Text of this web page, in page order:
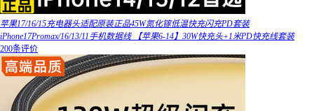
苹果17/16/15充电器头适配原装正品45W氮化镓低温快充闪充PD套装
iPhone17Promax/16/13/11手机数据线 【苹果6-14】30W快充头+1米PD快充线套装
200条评价